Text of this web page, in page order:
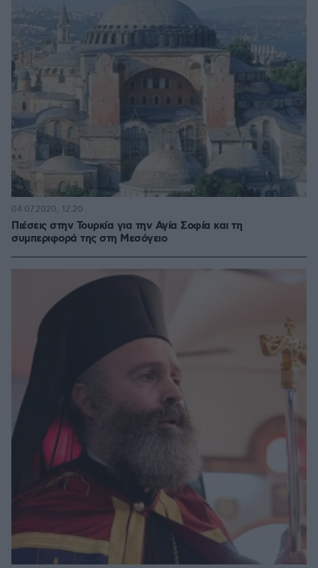
Πιέσεις στην Τουρκία για την Αγία Σοφία και τη
συμπεριφορά της στη Μεσόγειο
04.07.2020, 12:20